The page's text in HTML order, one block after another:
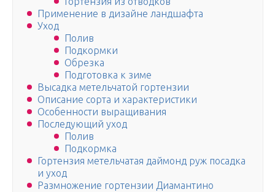
Применение в дизайне ландшафта
Уход
Полив
Подкормки
Обрезка
Подготовка к зиме
Высадка метельчатой гортензии
Описание сорта и характеристики
Особенности выращивания
Последующий уход
Полив
Подкормка
Гортензия метельчатая даймонд руж посадка
и уход
Размножение гортензии Диамантино